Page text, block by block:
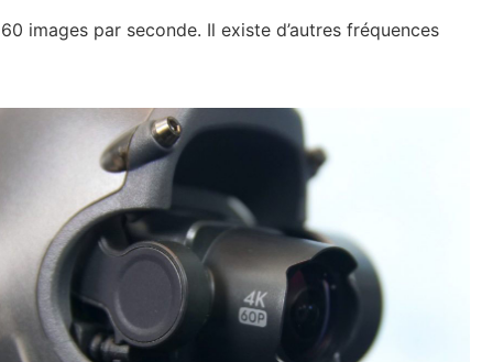
images par seconde. Il existe d’autres fréquences